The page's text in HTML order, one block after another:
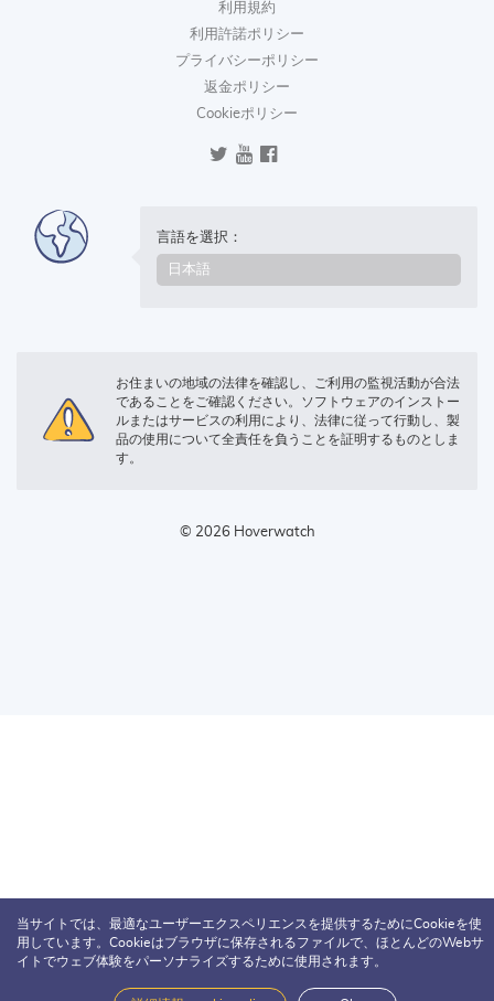
利用規約
利用許諾ポリシー
プライバシーポリシー
返金ポリシー
Cookieポリシー
言語を選択：
お住まいの地域の法律を確認し、ご利用の監視活動が合法
であることをご確認ください。ソフトウェアのインストー
ルまたはサービスの利用により、法律に従って行動し、製
品の使用について全責任を負うことを証明するものとしま
す。
© 2026 Hoverwatch
当サイトでは、最適なユーザーエクスペリエンスを提供するためにCookieを使
用しています。Cookieはブラウザに保存されるファイルで、ほとんどのWebサ
イトでウェブ体験をパーソナライズするために使用されます。